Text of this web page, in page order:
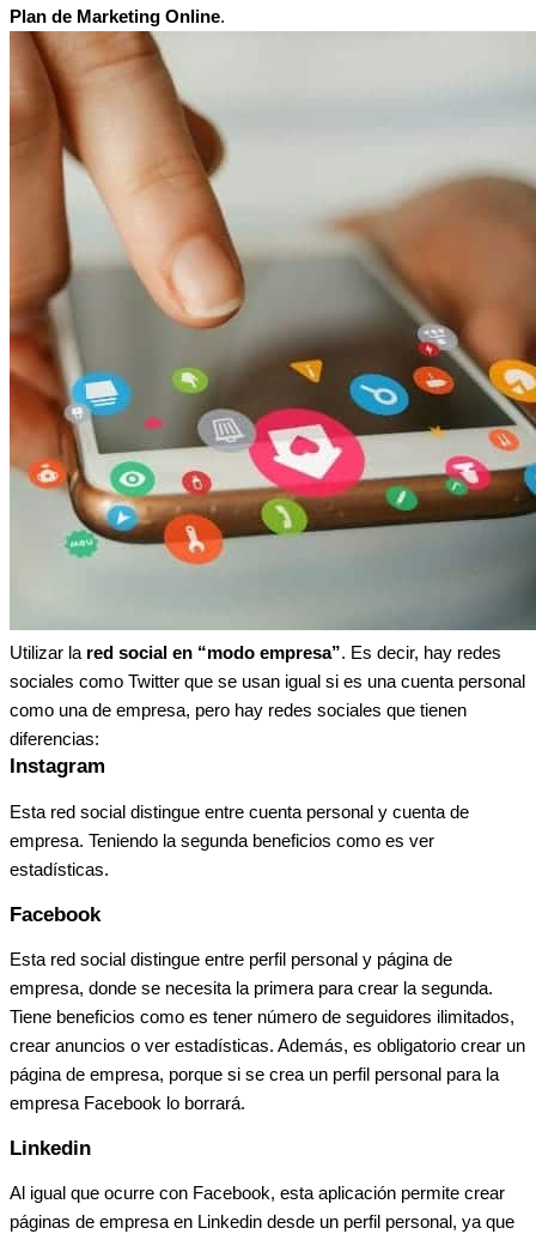
Plan de Marketing Online.
Utilizar la red social en “modo empresa”. Es decir, hay redes
sociales como Twitter que se usan igual si es una cuenta personal
como una de empresa, pero hay redes sociales que tienen
diferencias:
Instagram
Esta red social distingue entre cuenta personal y cuenta de
empresa. Teniendo la segunda beneficios como es ver
estadísticas.
Facebook
Esta red social distingue entre perfil personal y página de
empresa, donde se necesita la primera para crear la segunda.
Tiene beneficios como es tener número de seguidores ilimitados,
crear anuncios o ver estadísticas. Además, es obligatorio crear un
página de empresa, porque si se crea un perfil personal para la
empresa Facebook lo borrará.
Linkedin
Al igual que ocurre con Facebook, esta aplicación permite crear
páginas de empresa en Linkedin desde un perfil personal, ya que